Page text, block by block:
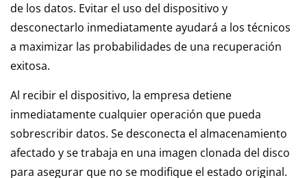
de los datos. Evitar el uso del dispositivo y
desconectarlo inmediatamente ayudará a los técnicos
a maximizar las probabilidades de una recuperación
exitosa.
Al recibir el dispositivo, la empresa detiene
inmediatamente cualquier operación que pueda
sobrescribir datos. Se desconecta el almacenamiento
afectado y se trabaja en una imagen clonada del disco
para asegurar que no se modifique el estado original.